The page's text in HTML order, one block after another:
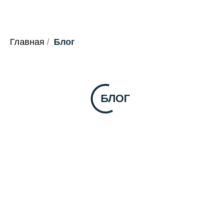
Главная / Блог
БЛОГ